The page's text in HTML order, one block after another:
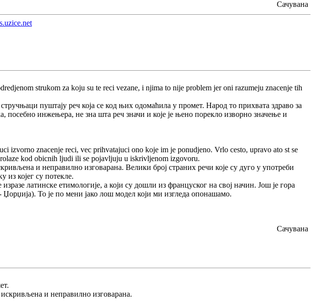
Сачувана
strukom za koju su te reci vezane, i njima to nije problem jer oni razumeju znacenje tih
пуштају реч која се код њих одомаћила у промет. Народ то прихвата здраво за
инжењера, не зна шта реч значи и које је њено порекло изворно значење и
izvorno znacenje reci, vec prihvatajuci ono koje im je ponudjeno. Vrlo cesto, upravo ato st se
kod obicnih ljudi ili se pojavljuju u iskrivljenom izgovoru.
и неправилно изговарана. Велики број страних речи које су дуго у употреби
из којег су потекле.
латинске етимологије, а који су дошли из француског на свој начин. Још је гора
Џорџија). То је по мени јако лош модел који ми изгледа опонашамо.
Сачувана
и неправилно изговарана.